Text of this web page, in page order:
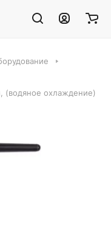
(водяное охлаждение)